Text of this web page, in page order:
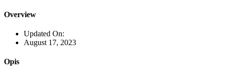
Overview
Updated On:
August 17, 2023
Opis